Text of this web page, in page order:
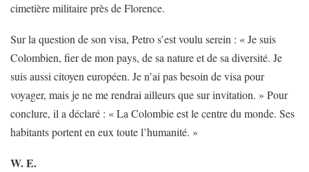
cimetière militaire près de Florence.
Sur la question de son visa, Petro s’est voulu serein : « Je suis
Colombien, fier de mon pays, de sa nature et de sa diversité. Je
suis aussi citoyen européen. Je n’ai pas besoin de visa pour
voyager, mais je ne me rendrai ailleurs que sur invitation. » Pour
conclure, il a déclaré : « La Colombie est le centre du monde. Ses
habitants portent en eux toute l’humanité. »
W. E.